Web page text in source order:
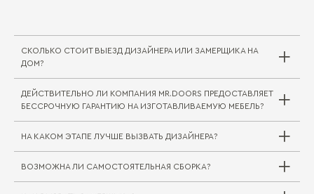
СКОЛЬКО СТОИТ ВЫЕЗД ДИЗАЙНЕРА ИЛИ ЗАМЕРЩИКА НА
ДОМ?
Выезд дизайнера/замерщика в компании
Mr.Doors бесплатный. В редких случаях, когда
за пределы города или в другой город/
регион, может взиматься плата за проезд
специалиста. Сама услуга замера при этом
бесплатна.
ДЕЙСТВИТЕЛЬНО ЛИ КОМПАНИЯ MR.DOORS ПРЕДОСТАВЛЯЕТ
БЕССРОЧНУЮ ГАРАНТИЮ НА ИЗГОТАВЛИВАЕМУЮ МЕБЕЛЬ?
Совершенно верно. На мебельные комплекты
для жилой и кухонной зоны Mr.Doors
НА КАКОМ ЭТАПЕ ЛУЧШЕ ВЫЗВАТЬ ДИЗАЙНЕРА?
ВОЗМОЖНА ЛИ САМОСТОЯТЕЛЬНАЯ СБОРКА?